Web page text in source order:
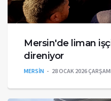
Mersin'de liman
direniyor
MERSİN 28 OCAK 2026